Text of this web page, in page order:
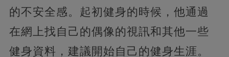
的不安全感。起初健身的時候，他通過
在網上找自己的偶像的視訊和其他一些
健身資料，建議開始自己的健身生涯。